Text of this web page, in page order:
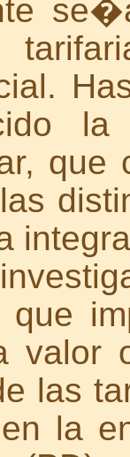
la
valor
las
la